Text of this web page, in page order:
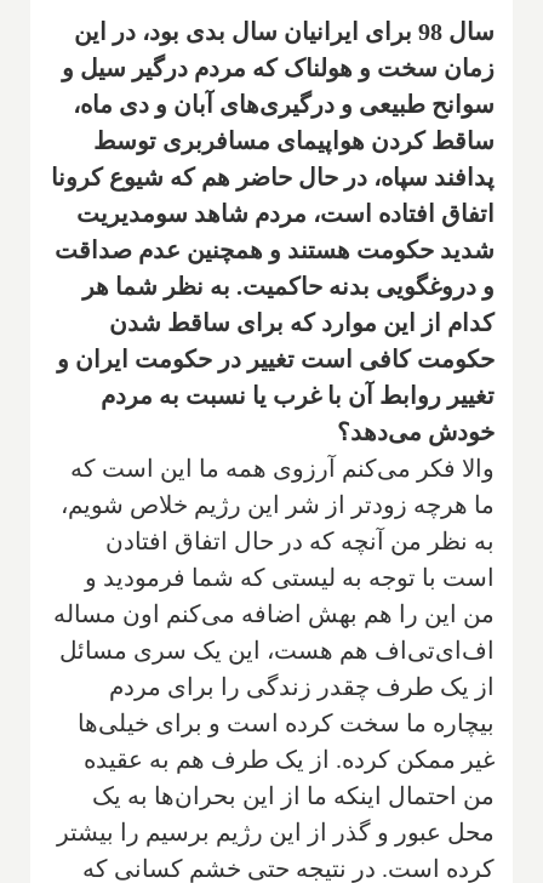
‌سال 98 برای ایرانیان سال بدی بود، در این
زمان سخت و هولناک که مردم درگیر سیل و
سوانح طبیعی و درگیری‌های آبان و دی ماه‌،
ساقط کردن هواپیمای مسافربری توسط
پدافند سپاه، در حال حاضر هم که شیوع کرونا
اتفاق افتاده است، مردم شاهد سو‌مدیریت
شدید حکومت هستند و همچنین عدم صداقت
و دروغگویی بدنه حاکمیت. به نظر شما هر
کدام از این موارد که برای ساقط شدن
حکومت کافی است تغییر در حکومت ایران و
تغییر روابط آن با غرب یا نسبت به مردم
خودش می‌دهد؟
والا فکر می‌کنم آرزوی همه ما این است که
ما هرچه زودتر از شر این رژیم خلاص شویم،
به نظر من آنچه که در حال اتفاق افتادن
است با توجه به لیستی که شما فرمودید و
من این را هم بهش اضافه می‌کنم اون مساله
اف‌ای‌تی‌اف هم هست، این یک سری مسائل
از یک طرف چقدر زندگی را برای مردم
بیچاره ما سخت کرده است و برای خیلی‌ها
غیر ممکن کرده. از یک طرف هم به عقیده
من احتمال اینکه ما از این بحران‌ها به یک
محل عبور و گذر از این رژیم برسیم را بیشتر
کرده است. در نتیجه حتی خشم کسانی که